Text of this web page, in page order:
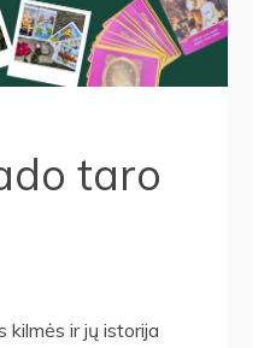
taro
kilmės ir jų istorija